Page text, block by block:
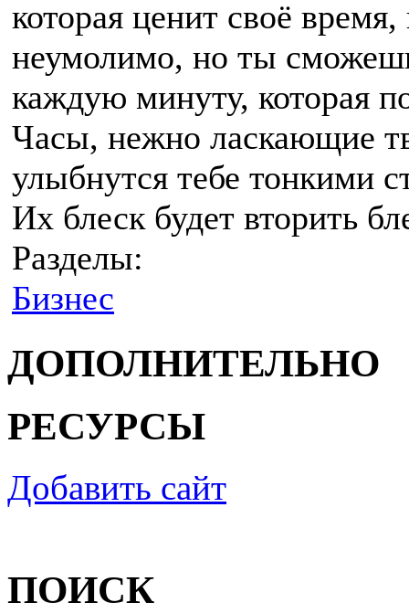
которая ценит своё
неумолимо, но ты
каждую минуту, которая
Часы, нежно ласкающие
улыбнутся тебе тонкими
Их блеск будет вторить
Разделы:
Бизнес
ДОПОЛНИТЕЛЬНО
РЕСУРСЫ
Добавить сайт
ПОИСК